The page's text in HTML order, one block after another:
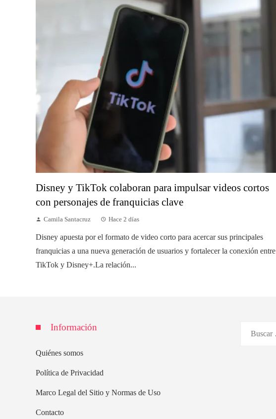
Disney y TikTok colaboran para impulsar videos cortos
con personajes de franquicias clave
Camila Santacruz Hace 2 días
Disney apuesta por el formato de video corto para acercar sus principales
franquicias a una nueva generación de usuarios y fortalecer la conexión entre
TikTok y Disney+.La relación...
Información
Quiénes somos
Política de Privacidad
Marco Legal del Sitio y Normas de Uso
Contacto